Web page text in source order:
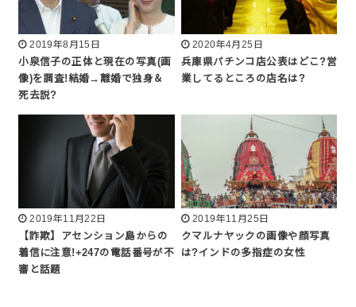
2019年8月15日
小泉信子の正体と現在の写真(画
像)を調査!結婚→離婚で独身＆
死去説?
2020年4月25日
兵庫県パチンコ店公表はどこ?営
業してるところの店名は?
2019年11月22日
【詐欺】アセンション島からの
着信に注意!+247の電話番号が不
審と話題
2019年11月25日
クマルナヤックの画像や顔写真
は?インドの多指症の女性